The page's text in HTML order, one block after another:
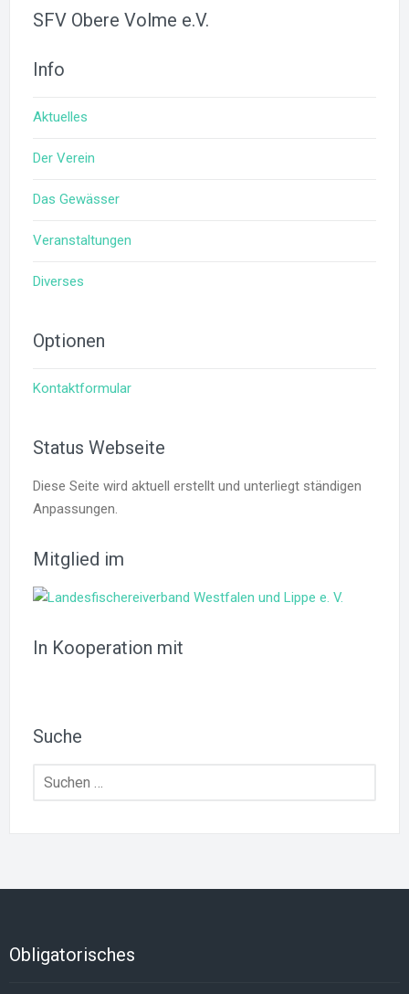
SFV Obere Volme e.V.
Info
Aktuelles
Der Verein
Das Gewässer
Veranstaltungen
Diverses
Optionen
Kontaktformular
Status Webseite
Diese Seite wird aktuell erstellt und unterliegt ständigen
Anpassungen.
Mitglied im
In Kooperation mit
Suche
Suchen
Obligatorisches